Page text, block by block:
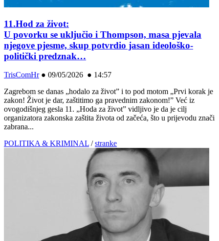
11.Hod za život:
U povorku se uključio i Thompson, masa pjevala
njegove pjesme, skup potvrdio jasan ideološko-
politički predznak…
TrisComHr● 09/05/2026 ● 14:57
Zagrebom se danas „hodalo za život” i to pod motom „Prvi korak je
zakon! Život je dar, zaštitimo ga pravednim zakonom!” Već iz
ovogodišnjeg gesla 11. „Hoda za život” vidljivo je da je cilj
organizatora zakonska zaštita života od začeća, što u prijevodu znači
zabrana...
POLITIKA & KRIMINAL /stranke